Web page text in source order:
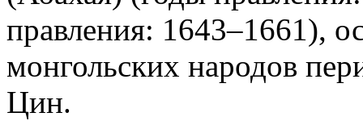
правления: 1643–1661),
монгольских народов
Цин.